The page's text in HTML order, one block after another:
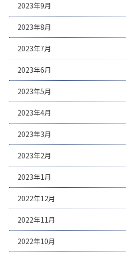
2023年9月
2023年8月
2023年7月
2023年6月
2023年5月
2023年4月
2023年3月
2023年2月
2023年1月
2022年12月
2022年11月
2022年10月